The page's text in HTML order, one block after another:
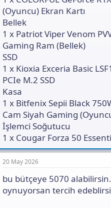
(Oyuncu) Ekran Kartı
Bellek
1 x Patriot Viper Venom
Gaming Ram (Bellek)
SSD
1 x Kioxia Exceria Basic
PCIe M.2 SSD
Kasa
1 x Bitfenix Sepii Black
Cam Siyah Gaming
İşlemci Soğutucu
1 x Cougar Forza 50
20 May 2026
bu bütçeye 5070
oynuyorsan tercih